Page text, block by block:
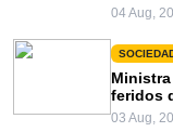
04 Aug,
feridos
03 Aug,